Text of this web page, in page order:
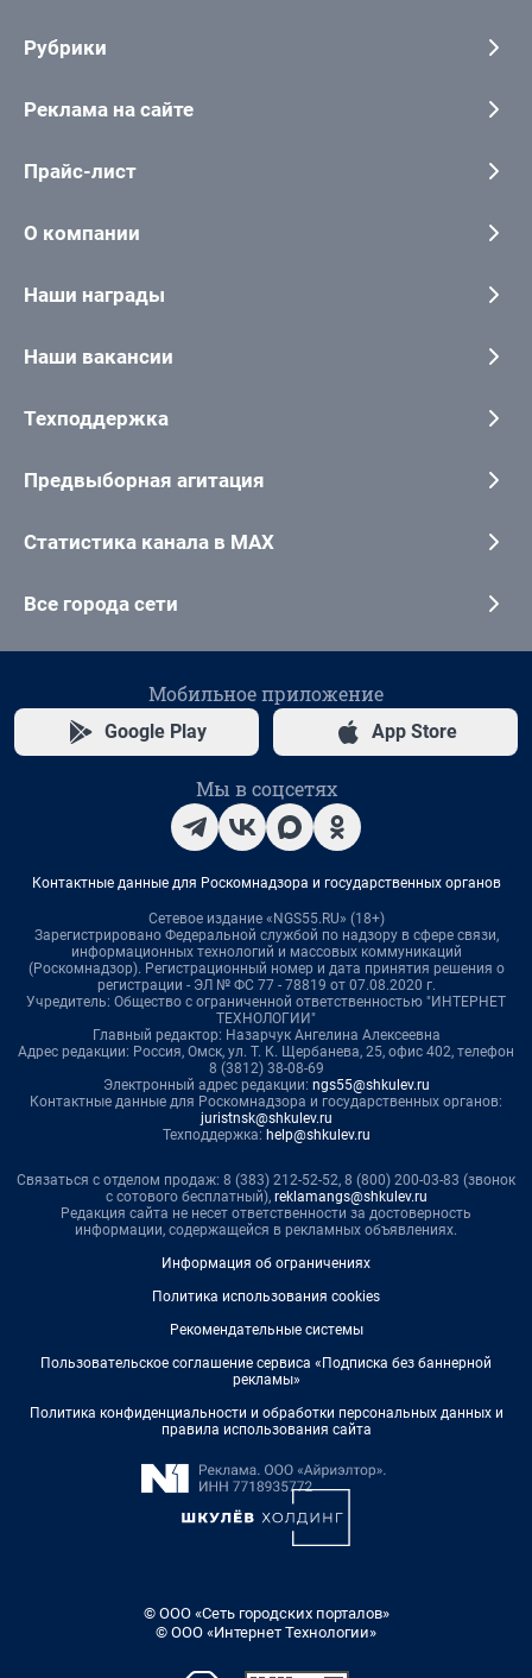
Рубрики
Реклама на сайте
Прайс-лист
О компании
Наши награды
Наши вакансии
Техподдержка
Предвыборная агитация
Статистика канала в MAX
Все города сети
Мобильное приложение
Google Play App Store
Мы в соцсетях
Контактные данные для Роскомнадзора и государственных органов
Сетевое издание «NGS55.RU» (18+)
Зарегистрировано Федеральной службой по надзору в сфере связи,
информационных технологий и массовых коммуникаций
(Роскомнадзор). Регистрационный номер и дата принятия решения о
регистрации - ЭЛ № ФС 77 - 78819 от 07.08.2020 г.
Учредитель: Общество с ограниченной ответственностью "ИНТЕРНЕТ
ТЕХНОЛОГИИ"
Главный редактор: Назарчук Ангелина Алексеевна
Адрес редакции: Россия, Омск, ул. Т. К. Щербанева, 25, офис 402, телефон
8 (3812) 38-08-69
Электронный адрес редакции: ngs55@shkulev.ru
Контактные данные для Роскомнадзора и государственных органов:
juristnsk@shkulev.ru
Техподдержка: help@shkulev.ru
Связаться с отделом продаж: 8 (383) 212-52-52, 8 (800) 200-03-83 (звонок
с сотового бесплатный), reklamangs@shkulev.ru
Редакция сайта не несет ответственности за достоверность
информации, содержащейся в рекламных объявлениях.
Информация об ограничениях
Политика использования cookies
Рекомендательные системы
Пользовательское соглашение сервиса «Подписка без баннерной
рекламы»
Политика конфиденциальности и обработки персональных данных и
правила использования сайта
© ООО «Сеть городских порталов»
© ООО «Интернет Технологии»